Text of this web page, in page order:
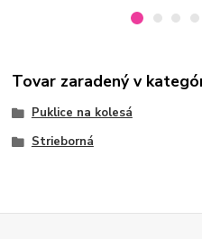
Tovar zaradený v
Puklice na kolesá
Strieborná